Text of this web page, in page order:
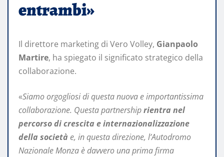
entrambi»
Il direttore marketing di Vero Volley, Gianpaolo
Martire, ha spiegato il significato strategico della
collaborazione.
«Siamo orgogliosi di questa nuova e importantissima
collaborazione. Questa partnershiprientra nel
percorso di crescita e internazionalizzazione
della società e, in questa direzione, l’Autodromo
Nazionale Monza è davvero una prima firma